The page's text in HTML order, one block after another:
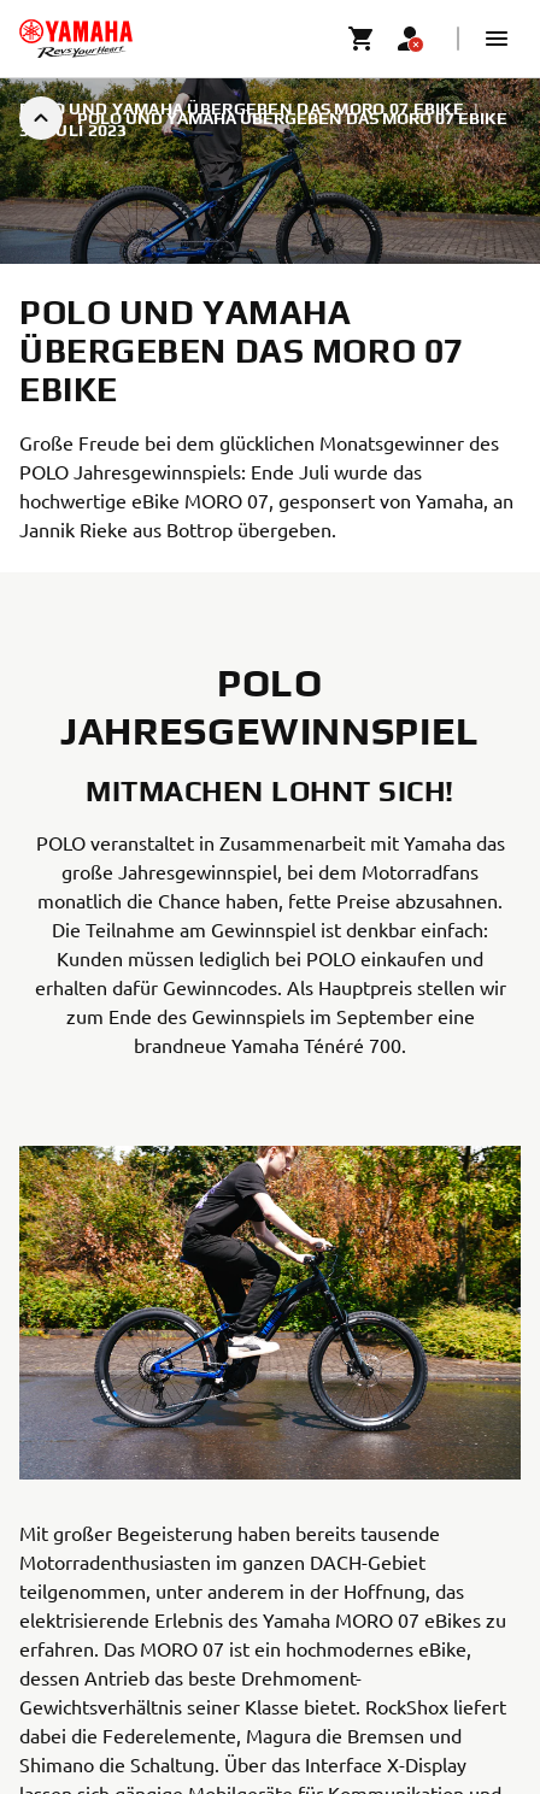
POLO UND YAMAHA ÜBERGEBEN DAS MORO 07 EBIKE
POLO UND YAMAHA ÜBERGEBEN DAS MORO 07 EBIKE |
30. JULI 2023
POLO UND YAMAHA
ÜBERGEBEN DAS MORO 07
EBIKE
Große Freude bei dem glücklichen Monatsgewinner des
POLO Jahresgewinnspiels: Ende Juli wurde das
hochwertige eBike MORO 07, gesponsert von Yamaha, an
Jannik Rieke aus Bottrop übergeben.
POLO
JAHRESGEWINNSPIEL
MITMACHEN LOHNT SICH!
POLO veranstaltet in Zusammenarbeit mit Yamaha das
große Jahresgewinnspiel, bei dem Motorradfans
monatlich die Chance haben, fette Preise abzusahnen.
Die Teilnahme am Gewinnspiel ist denkbar einfach:
Kunden müssen lediglich bei POLO einkaufen und
erhalten dafür Gewinncodes. Als Hauptpreis stellen wir
zum Ende des Gewinnspiels im September eine
brandneue Yamaha Ténéré 700.
Mit großer Begeisterung haben bereits tausende
Motorradenthusiasten im ganzen DACH-Gebiet
teilgenommen, unter anderem in der Hoffnung, das
elektrisierende Erlebnis des Yamaha MORO 07 eBikes zu
erfahren. Das MORO 07 ist ein hochmodernes eBike,
dessen Antrieb das beste Drehmoment-
Gewichtsverhältnis seiner Klasse bietet. RockShox liefert
dabei die Federelemente, Magura die Bremsen und
Shimano die Schaltung. Über das Interface X-Display